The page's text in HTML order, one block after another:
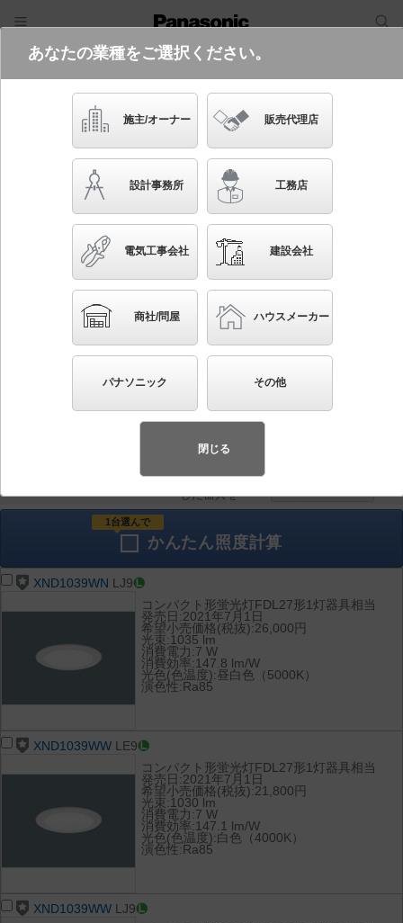
電気・建築設備（ビジネス）
照明器具検索
品番・キーワード
関連商品検索 浅型ダウンライト
条件を選び直す
3799件 ◀ 1/380 ▼ ▶
各種データ
チェック
した器具を
1台選んで
かんたん 照度計算
XND1039WN LJ9
コンパクト形蛍光灯FDL27形1灯器具相当
発売日:2021年7月1日
希望小売価格(税抜):26,000円
光束:1035 lm
消費電力:7 W
消費効率:147.8 lm/W
光色(色温度):昼白色（5000K）
演色性:Ra85
XND1039WW LE9
コンパクト形蛍光灯FDL27形1灯器具相当
発売日:2021年7月1日
希望小売価格(税抜):21,800円
光束:1030 lm
消費電力:7 W
消費効率:147.1 lm/W
光色(色温度):白色（4000K）
演色性:Ra85
XND1039WW LJ9
あなたの業種をご選択ください。
施主/オーナー 販売代理店
設計事務所 工務店
電気工事会社 建設会社
商社/問屋 ハウスメーカー
パナソニック その他
閉じる